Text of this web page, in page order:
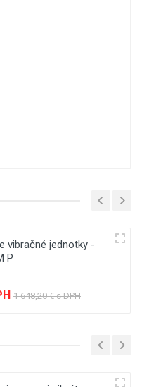
vibračné jednotky -
P
1 648,20 € s DPH